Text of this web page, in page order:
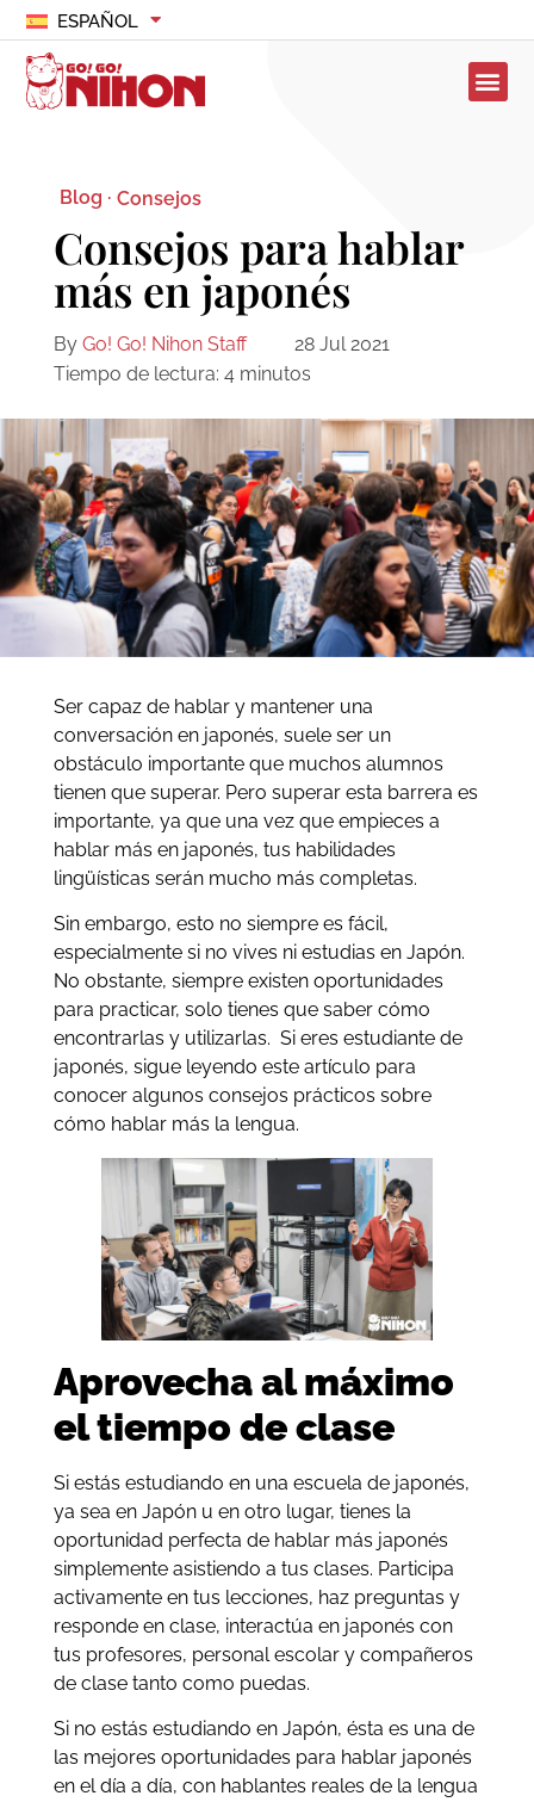
ESPAÑOL
Blog · Consejos
Consejos para hablar
más en japonés
By Go! Go! Nihon Staff
28 Jul 2021
Tiempo de lectura: 4 minutos
Ser capaz de hablar y mantener una
conversación en japonés, suele ser un
obstáculo importante que muchos alumnos
tienen que superar. Pero superar esta barrera es
importante, ya que una vez que empieces a
hablar más en japonés, tus habilidades
lingüísticas serán mucho más completas.
Sin embargo, esto no siempre es fácil,
especialmente si no vives ni estudias en Japón.
No obstante, siempre existen oportunidades
para practicar, solo tienes que saber cómo
encontrarlas y utilizarlas. Si eres estudiante de
japonés, sigue leyendo este artículo para
conocer algunos consejos prácticos sobre
cómo hablar más la lengua.
Aprovecha al máximo
el tiempo de clase
Si estás estudiando en una escuela de japonés,
ya sea en Japón u en otro lugar, tienes la
oportunidad perfecta de hablar más japonés
simplemente asistiendo a tus clases. Participa
activamente en tus lecciones, haz preguntas y
responde en clase, interactúa en japonés con
tus profesores, personal escolar y compañeros
de clase tanto como puedas.
Si no estás estudiando en Japón, ésta es una de
las mejores oportunidades para hablar japonés
en el día a día, con hablantes reales de la lengua